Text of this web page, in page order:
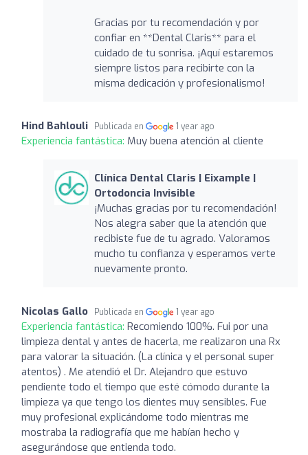
Gracias por tu recomendación y por
confiar en **Dental Claris** para el
cuidado de tu sonrisa. ¡Aquí estaremos
siempre listos para recibirte con la
misma dedicación y profesionalismo!
Hind Bahlouli Publicada en 1 year ago
Experiencia fantástica: Muy buena atención al cliente
Clínica Dental Claris | Eixample |
Ortodoncia Invisible
¡Muchas gracias por tu recomendación!
Nos alegra saber que la atención que
recibiste fue de tu agrado. Valoramos
mucho tu confianza y esperamos verte
nuevamente pronto.
Nicolas Gallo Publicada en 1 year ago
Experiencia fantástica: Recomiendo 100%. Fui por una
limpieza dental y antes de hacerla, me realizaron una Rx
para valorar la situación. (La clínica y el personal super
atentos) . Me atendió el Dr. Alejandro que estuvo
pendiente todo el tiempo que esté cómodo durante la
limpieza ya que tengo los dientes muy sensibles. Fue
muy profesional explicándome todo mientras me
mostraba la radiografía que me habían hecho y
asegurándose que entienda todo.